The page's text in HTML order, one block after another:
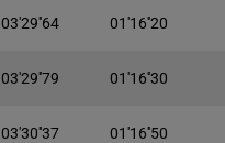
03'29''64 01'16''20
03'29''79 01'16''30
03'30''37 01'16''50